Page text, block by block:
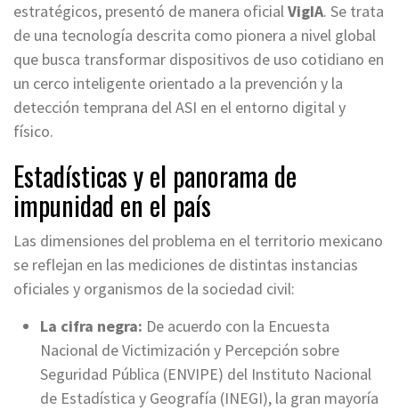
estratégicos, presentó de manera oficialVigIA. Se trata
de una tecnología descrita como pionera a nivel global
que busca transformar dispositivos de uso cotidiano en
un cerco inteligente orientado a la prevención y la
detección temprana del ASI en el entorno digital y
físico.
Estadísticas y el panorama de
impunidad en el país
Las dimensiones del problema en el territorio mexicano
se reflejan en las mediciones de distintas instancias
oficiales y organismos de la sociedad civil:
La cifra negra: De acuerdo con la Encuesta
Nacional de Victimización y Percepción sobre
Seguridad Pública (ENVIPE) del Instituto Nacional
de Estadística y Geografía (INEGI), la gran mayoría